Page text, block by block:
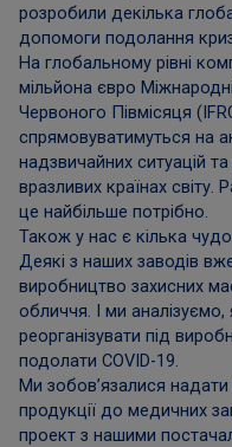
розробили декілька
допомоги подолання
На глобальному рівні
мільйона євро
Червоного Півмісяця
спрямовуватимуться на
надзвичайних ситуацій
вразливих країнах
це найбільше потрібно.
Також у нас є кілька
Деякі з наших заводів
виробництво захисних
обличчя. І ми
реорганізувати під
подолати COVID-19.
Ми зобов’язалися
продукції до медичних
проект з нашими